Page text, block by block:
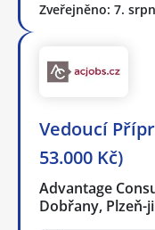
Zveřejněno: 7.
Vedoucí
53.000 Kč)
Advantage
Dobřany, Plzeň-